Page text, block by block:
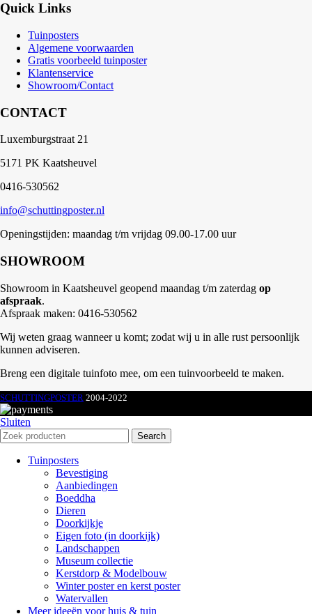
Quick Links
Tuinposters
Algemene voorwaarden
Gratis voorbeeld tuinposter
Klantenservice
Showroom/Contact
CONTACT
Luxemburgstraat 21
5171 PK Kaatsheuvel
0416-530562
info@schuttingposter.nl
Openingstijden: maandag t/m vrijdag 09.00-17.00 uur
SHOWROOM
Showroom in Kaatsheuvel geopend maandag t/m zaterdag op
afspraak.
Afspraak maken: 0416-530562
Wij weten graag wanneer u komt; zodat wij u in alle rust persoonlijk
kunnen adviseren.
Breng een digitale tuinfoto mee, om een tuinvoorbeeld te maken.
SCHUTTINGPOSTER 2004-2022
Sluiten
Search
Tuinposters
Bevestiging
Aanbiedingen
Boeddha
Dieren
Doorkijkje
Eigen foto (in doorkijk)
Landschappen
Museum collectie
Kerstdorp & Modelbouw
Winter poster en kerst poster
Watervallen
Meer ideeën voor huis & tuin